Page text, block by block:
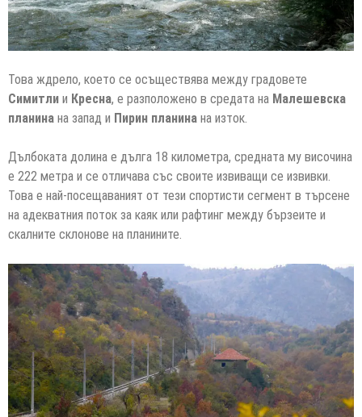
Това ждрело, което се осъществява между градовете
Симитли и Кресна, е разположено в средата на Малешевска
планина на запад и Пирин планина на изток.
Дълбоката долина е дълга 18 километра, средната му височина
е 222 метра и се отличава със своите извиващи се извивки.
Това е най-посещаваният от тези спортисти сегмент в търсене
на адекватния поток за каяк или рафтинг между бързеите и
скалните склонове на планините.